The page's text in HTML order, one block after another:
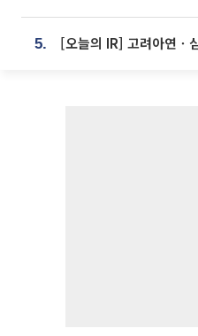
5. [오늘의 IR] 고려아연ㆍ